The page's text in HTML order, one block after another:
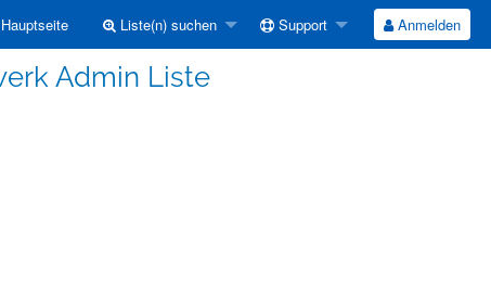
Liste(n) suchen Support Anmelden
Admin Liste